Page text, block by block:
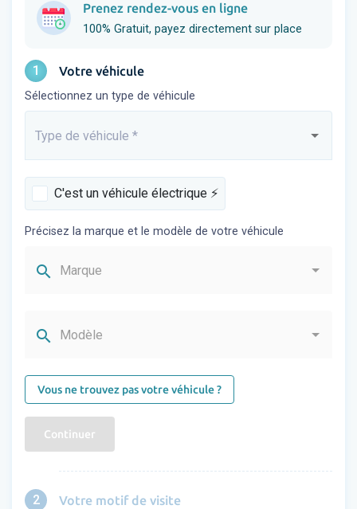
Prenez rendez-vous en ligne
100% Gratuit, payez directement sur place
1 Votre véhicule
Sélectionnez un type de véhicule
Saisissez...
Type de véhicule *
C'est un véhicule électrique ⚡️
Précisez la marque et le modèle de votre véhicule
search Marque
search Modèle
Vous ne trouvez pas votre véhicule ?
Continuer
2 Votre motif de visite